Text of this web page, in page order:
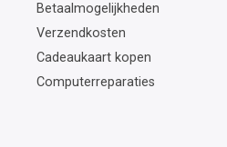
Betaalmogelijkheden
Verzendkosten
Cadeaukaart kopen
Computerreparaties